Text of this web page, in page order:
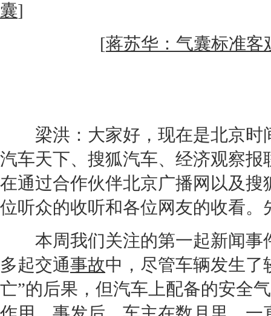
囊]
[蒋苏华：气囊标准客
梁洪：大家好，现在是北京时
汽车天下、搜狐汽车、经济观察
在通过合作伙伴北京广播网以及
位听众的收听和各位网友的收看
本周我们关注的第一起新闻
多起交通事故中，尽管车辆发生了
亡”的后果，但汽车上配备的安全